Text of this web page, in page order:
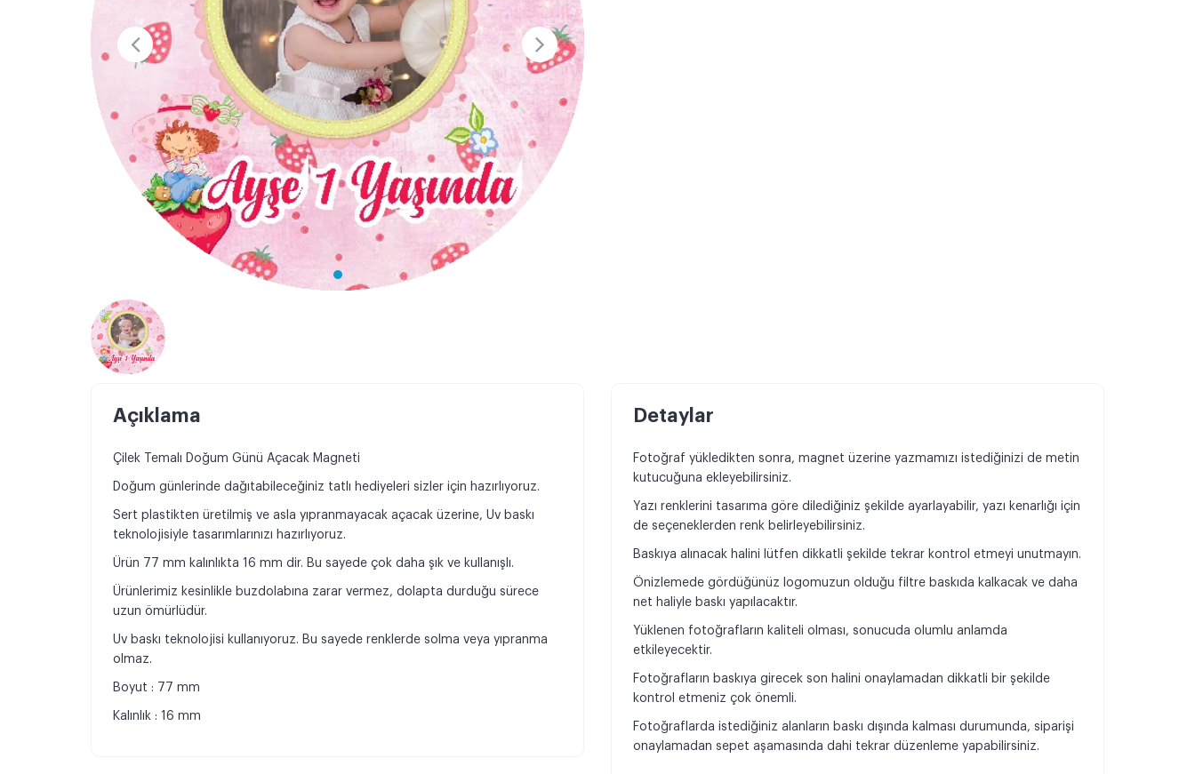
Açıklama
Çilek Temalı Doğum Günü Açacak Magneti
Doğum günlerinde dağıtabileceğiniz tatlı hediyeleri sizler için hazırlıyoruz.
Sert plastikten üretilmiş ve asla yıpranmayacak açacak üzerine, Uv baskı
teknolojisiyle tasarımlarınızı hazırlıyoruz.
Ürün 77 mm kalınlıkta 16 mm dir. Bu sayede çok daha şık ve kullanışlı.
Ürünlerimiz kesinlikle buzdolabına zarar vermez, dolapta durduğu sürece
uzun ömürlüdür.
Uv baskı teknolojisi kullanıyoruz. Bu sayede renklerde solma veya yıpranma
olmaz.
Boyut : 77 mm
Kalınlık : 16 mm
Detaylar
Fotoğraf yükledikten sonra, magnet üzerine yazmamızı istediğinizi de metin
kutucuğuna ekleyebilirsiniz.
Yazı renklerini tasarıma göre dilediğiniz şekilde ayarlayabilir, yazı kenarlığı için
de seçeneklerden renk belirleyebilirsiniz.
Baskıya alınacak halini lütfen dikkatli şekilde tekrar kontrol etmeyi unutmayın.
Önizlemede gördüğünüz logomuzun olduğu filtre baskıda kalkacak ve daha
net haliyle baskı yapılacaktır.
Yüklenen fotoğrafların kaliteli olması, sonucuda olumlu anlamda
etkileyecektir.
Fotoğrafların baskıya girecek son halini onaylamadan dikkatli bir şekilde
kontrol etmeniz çok önemli.
Fotoğraflarda istediğiniz alanların baskı dışında kalması durumunda, siparişi
onaylamadan sepet aşamasında dahi tekrar düzenleme yapabilirsiniz.